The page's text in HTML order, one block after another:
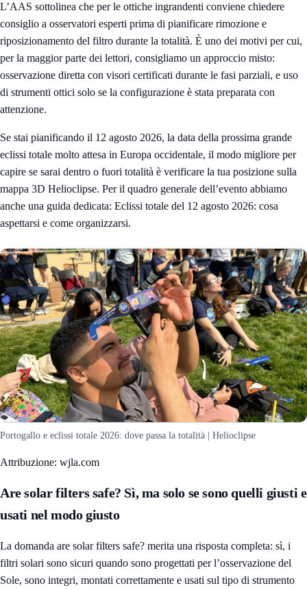
L’AAS sottolinea che per le ottiche ingrandenti conviene chiedere
consiglio a osservatori esperti prima di pianificare rimozione e
riposizionamento del filtro durante la totalità. È uno dei motivi per cui,
per la maggior parte dei lettori, consigliamo un approccio misto:
osservazione diretta con visori certificati durante le fasi parziali, e uso
di strumenti ottici solo se la configurazione è stata preparata con
attenzione.
Se stai pianificando il 12 agosto 2026, la data della prossima grande
eclissi totale molto attesa in Europa occidentale, il modo migliore per
capire se sarai dentro o fuori totalità è verificare la tua posizione sulla
mappa 3D Helioclipse. Per il quadro generale dell’evento abbiamo
anche una guida dedicata: Eclissi totale del 12 agosto 2026: cosa
aspettarsi e come organizzarsi.
Portogallo e eclissi totale 2026: dove passa la totalità | Helioclipse
Attribuzione: wjla.com
Are solar filters safe? Sì, ma solo se sono quelli giusti e
usati nel modo giusto
La domanda are solar filters safe? merita una risposta completa: sì, i
filtri solari sono sicuri quando sono progettati per l’osservazione del
Sole, sono integri, montati correttamente e usati sul tipo di strumento